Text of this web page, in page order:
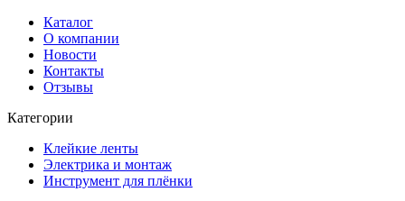
Каталог
О компании
Новости
Контакты
Отзывы
Категории
Клейкие ленты
Электрика и монтаж
Инструмент для плёнки